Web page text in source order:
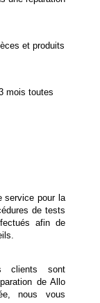
et produits
mois toutes
service pour la
de tests
afin de
clients sont
de Allo
nous vous